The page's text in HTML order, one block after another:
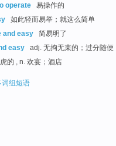
operate
易操作的
如此轻而易举；就这么简单
and easy
简易明了
easy
adj. 无拘无束的；过分随便
的 , n. 欢宴；酒店
词组短语